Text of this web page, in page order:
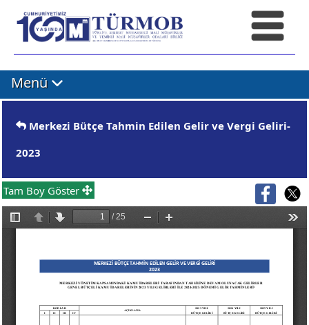
Menü
Merkezi Bütçe Tahmin Edilen Gelir ve Vergi Geliri-
2023
Tam Boy Göster